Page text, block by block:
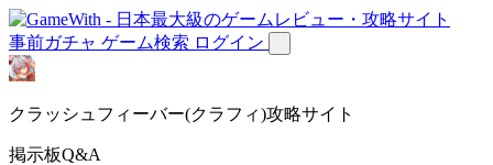
事前ガチャ ゲーム検索 ログイン
クラッシュフィーバー(クラフィ)攻略サイト
掲示板Q&A